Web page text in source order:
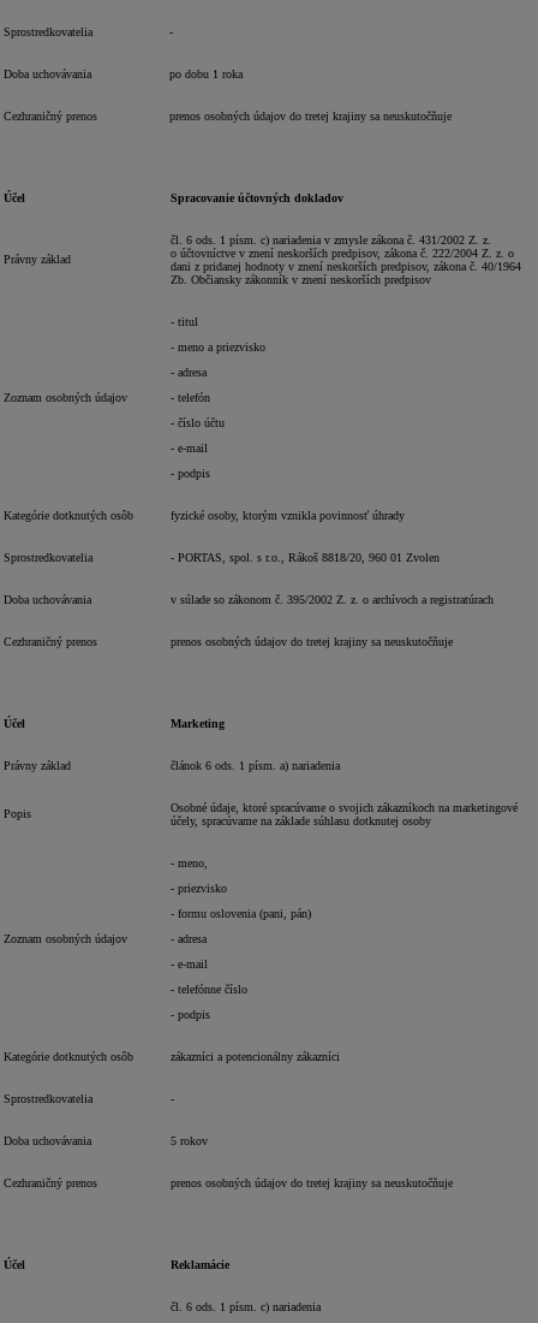
Sprostredkovatelia -
Doba uchovávania po dobu 1 roka
Cezhraničný prenos prenos osobných údajov do tretej krajiny sa neuskutočňuje
Účel Spracovanie účtovných dokladov
Právny základ
čl. 6 ods. 1 písm. c) nariadenia v zmysle zákona č. 431/2002 Z. z.
o účtovníctve v znení neskorších predpisov, zákona č. 222/2004 Z. z. o
dani z pridanej hodnoty v znení neskorších predpisov, zákona č. 40/1964
Zb. Občiansky zákonník v znení neskorších predpisov
Zoznam osobných údajov
- titul
- meno a priezvisko
- adresa
- telefón
- číslo účtu
- e-mail
- podpis
Kategórie dotknutých osôb fyzické osoby, ktorým vznikla povinnosť úhrady
Sprostredkovatelia - PORTAS, spol. s r.o., Rákoš 8818/20, 960 01 Zvolen
Doba uchovávania v súlade so zákonom č. 395/2002 Z. z. o archívoch a registratúrach
Cezhraničný prenos prenos osobných údajov do tretej krajiny sa neuskutočňuje
Účel Marketing
Právny základ článok 6 ods. 1 písm. a) nariadenia
Popis
Osobné údaje, ktoré spracúvame o svojich zákazníkoch na marketingové
účely, spracúvame na základe súhlasu dotknutej osoby
Zoznam osobných údajov
- meno,
- priezvisko
- formu oslovenia (pani, pán)
- adresa
- e-mail
- telefónne číslo
- podpis
Kategórie dotknutých osôb zákazníci a potencionálny zákazníci
Sprostredkovatelia -
Doba uchovávania 5 rokov
Cezhraničný prenos prenos osobných údajov do tretej krajiny sa neuskutočňuje
Účel Reklamácie
čl. 6 ods. 1 písm. c) nariadenia